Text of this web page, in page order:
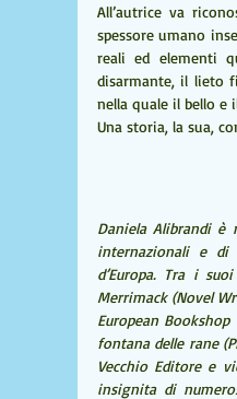
All’autrice va
spessore umano
reali ed elementi
disarmante, il lieto
nella quale il bello
Una storia, la sua,
Daniela Alibrandi
internazionali e di
d’Europa. Tra i
Merrimack (Novel
European
fontana delle rane
Vecchio Editore e
insignita di